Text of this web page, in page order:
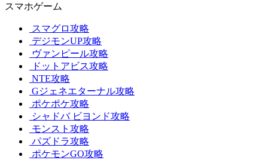
スマホゲーム
スマグロ攻略
デジモンUP攻略
ヴァンピール攻略
ドットアビス攻略
NTE攻略
Gジェネエターナル攻略
ポケポケ攻略
シャドバ ビヨンド攻略
モンスト攻略
パズドラ攻略
ポケモンGO攻略